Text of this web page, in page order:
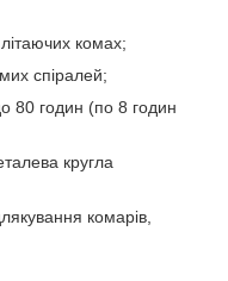
літаючих комах;
спіралей;
80 годин (по 8 годин
кругла
комарів,